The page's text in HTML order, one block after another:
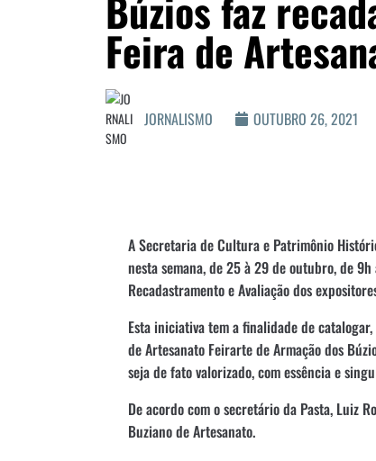
Feira de
JORNALISMO OUTUBRO 26, 2021
A Secretaria de Cultura e Patrimônio
nesta semana, de 25 à 29 de outubro, de
Recadastramento e Avaliação dos
Esta iniciativa tem a finalidade de
de Artesanato Feirarte de Armação dos
seja de fato valorizado, com essência e
De acordo com o secretário da Pasta, Luiz
Buziano de Artesanato.